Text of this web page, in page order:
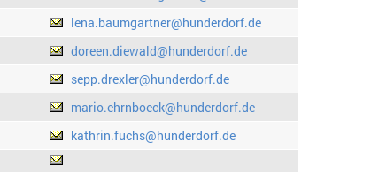
lena.baumgartner@hunderdorf.de
doreen.diewald@hunderdorf.de
sepp.drexler@hunderdorf.de
mario.ehrnboeck@hunderdorf.de
kathrin.fuchs@hunderdorf.de